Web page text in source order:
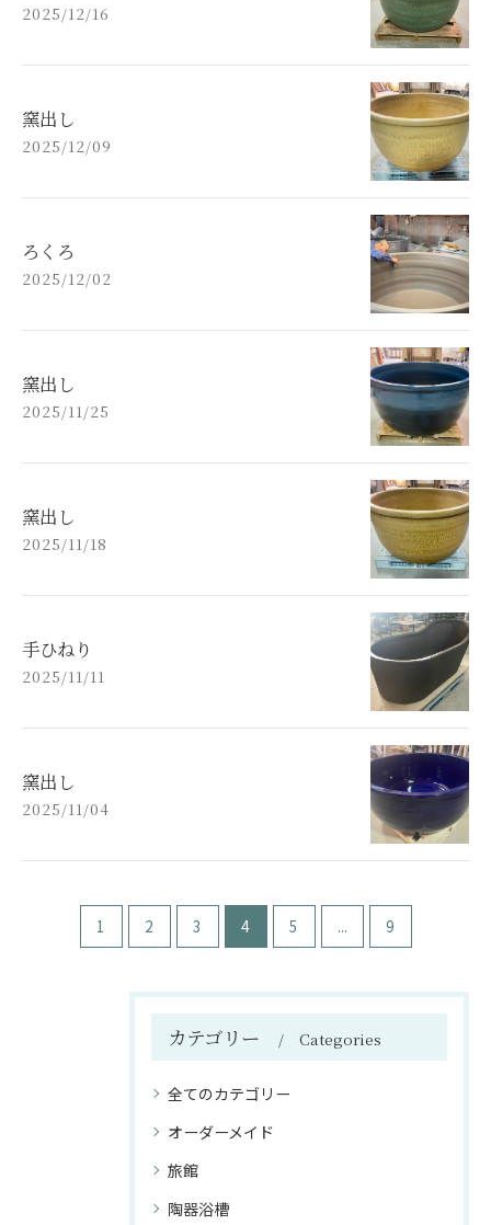
2025/12/16
窯出し
2025/12/09
ろくろ
2025/12/02
窯出し
2025/11/25
窯出し
2025/11/18
手ひねり
2025/11/11
窯出し
2025/11/04
1 2 3 4 5 ... 9
カテゴリー Categories
全てのカテゴリー
オーダーメイド
旅館
陶器浴槽